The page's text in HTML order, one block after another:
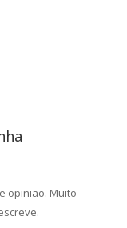
opinião. Muito